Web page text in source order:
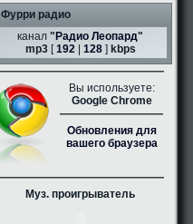
Фурри радио
канал " Радио Леопард"
mp3[192| 128] kbps
Вы используете:
Google Chrome
Обновления для
вашего браузера
Муз. проигрыватель